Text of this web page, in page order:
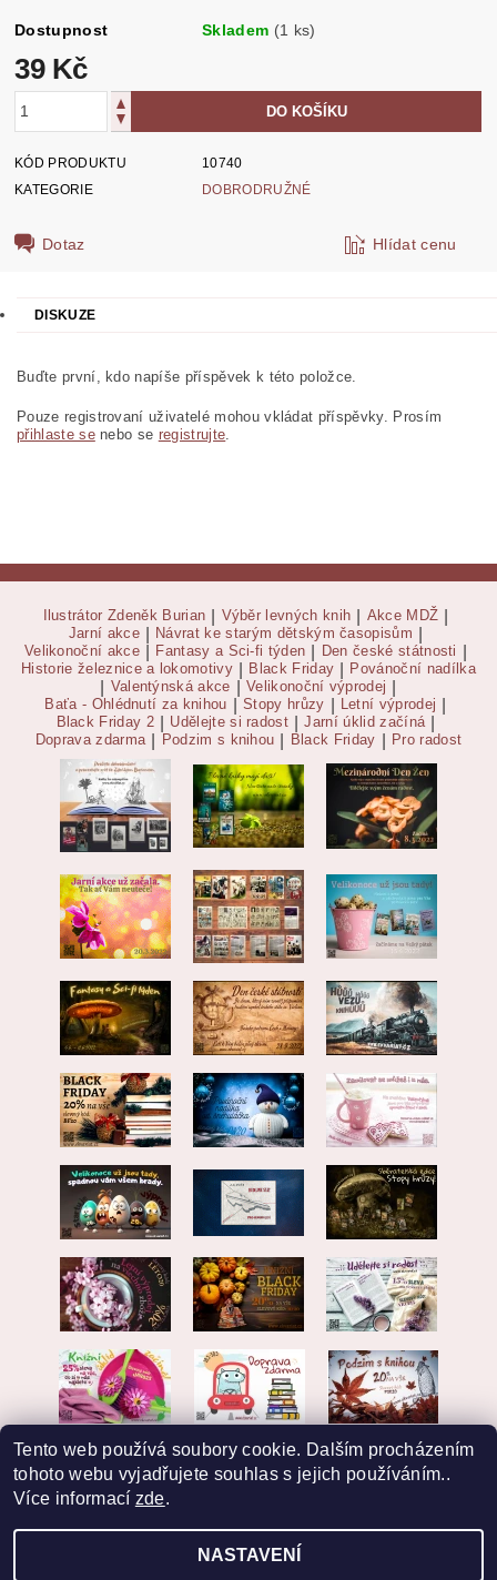
Dostupnost Skladem (1 ks)
39 Kč
KÓD PRODUKTU
10740
KATEGORIE
DOBRODRUŽNÉ
Dotaz Hlídat cenu
DISKUZE
Buďte první, kdo napíše příspěvek k této položce.
Pouze registrovaní uživatelé mohou vkládat příspěvky. Prosím
přihlaste senebo se registrujte.
Ilustrátor Zdeněk Burian Výběr levných knih Akce MDŽ
Jarní akce Návrat ke starým dětským časopisům
Velikonoční akce Fantasy a Sci-fi týden Den české státnosti
Historie železnice a lokomotivy Black Friday Povánoční nadílka
Valentýnská akce Velikonoční výprodej
Baťa - Ohlédnutí za knihou Stopy hrůzy Letní výprodej
Black Friday 2 Udělejte si radost Jarní úklid začíná
Doprava zdarma Podzim s knihou Black Friday Pro radost
Tento web používá soubory cookie. Dalším procházením
tohoto webu vyjadřujete souhlas s jejich používáním..
Více informací zde.
NASTAVENÍ